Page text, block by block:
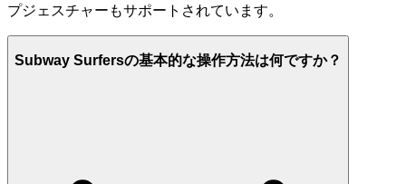
プジェスチャーもサポートされています。
Subway Surfersの基本的な操作方法は何ですか？